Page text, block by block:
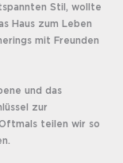
Stil, wollte
Haus zum Leben
mit Freunden
und das
zur
teilen wir so